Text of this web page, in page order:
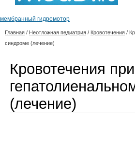
мембранный гидромотор
Главная / Неотложная педиатрия / Кровотечения /
синдроме (лечение)
Кровотечения при
(лечение)